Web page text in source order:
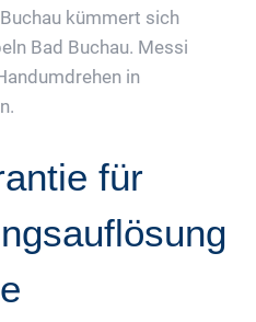
kümmert sich
Bad Buchau. Messi
in
für